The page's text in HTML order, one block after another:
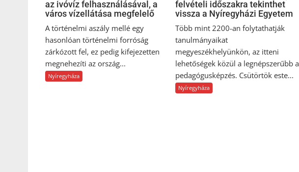
az ivóvíz felhasználásával, a
város vízellátása megfelelő
A történelmi aszály mellé egy
hasonlóan történelmi forróság
zárkózott fel, ez pedig kifejezetten
megnehezíti az ország...
Nyíregyháza
felvételi időszakra tekinthet
vissza a Nyíregyházi Egyetem
Több mint 2200-an folytathatják
tanulmányaikat
megyeszékhelyünkön, az itteni
lehetőségek közül a legnépszerűbb a
pedagógusképzés. Csütörtök este...
Nyíregyháza